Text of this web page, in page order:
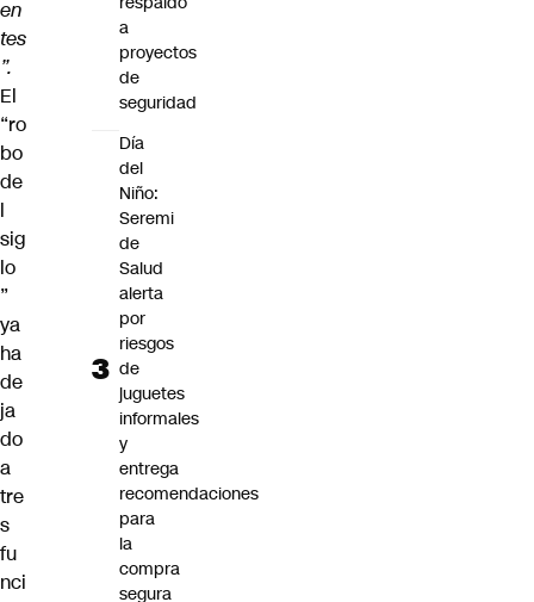
en
tes
”.
El
“ro
bo
de
l
sig
lo
”
ya
ha
de
ja
do
a
tre
s
fu
nci
a
proyectos
de
seguridad
Día
del
Niño:
Seremi
de
Salud
alerta
por
riesgos
de
juguetes
informales
y
entrega
recomendaciones
para
la
compra
segura